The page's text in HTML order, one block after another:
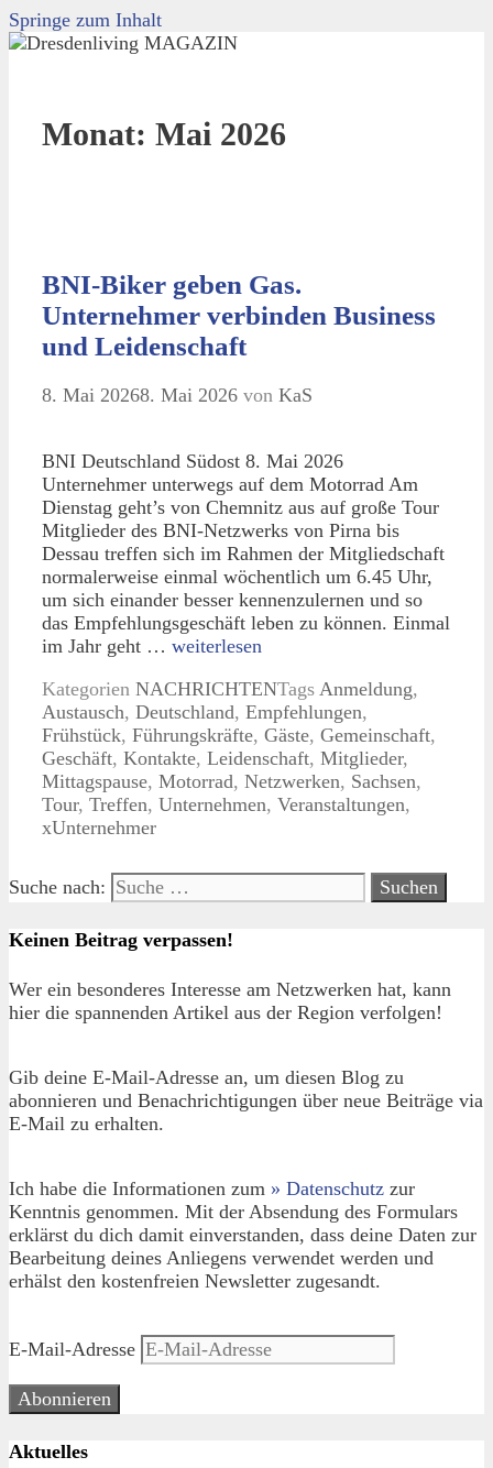
Springe zum Inhalt
Monat: Mai 2026
BNI-Biker geben Gas.
Unternehmer verbinden Business
und Leidenschaft
8. Mai 20268. Mai 2026 von KaS
BNI Deutschland Südost 8. Mai 2026
Unternehmer unterwegs auf dem Motorrad Am
Dienstag geht’s von Chemnitz aus auf große Tour
Mitglieder des BNI-Netzwerks von Pirna bis
Dessau treffen sich im Rahmen der Mitgliedschaft
normalerweise einmal wöchentlich um 6.45 Uhr,
um sich einander besser kennenzulernen und so
das Empfehlungsgeschäft leben zu können. Einmal
im Jahr geht … weiterlesen
Kategorien NACHRICHTENTags Anmeldung,
Austausch, Deutschland, Empfehlungen,
Frühstück, Führungskräfte, Gäste, Gemeinschaft,
Geschäft, Kontakte, Leidenschaft, Mitglieder,
Mittagspause, Motorrad, Netzwerken, Sachsen,
Tour, Treffen, Unternehmen, Veranstaltungen,
xUnternehmer
Suche nach:
Keinen Beitrag verpassen!
Wer ein besonderes Interesse am Netzwerken hat, kann
hier die spannenden Artikel aus der Region verfolgen!
Gib deine E-Mail-Adresse an, um diesen Blog zu
abonnieren und Benachrichtigungen über neue Beiträge via
E-Mail zu erhalten.
Ich habe die Informationen zum » Datenschutz zur
Kenntnis genommen. Mit der Absendung des Formulars
erklärst du dich damit einverstanden, dass deine Daten zur
Bearbeitung deines Anliegens verwendet werden und
erhälst den kostenfreien Newsletter zugesandt.
E-Mail-Adresse
Abonnieren
Aktuelles